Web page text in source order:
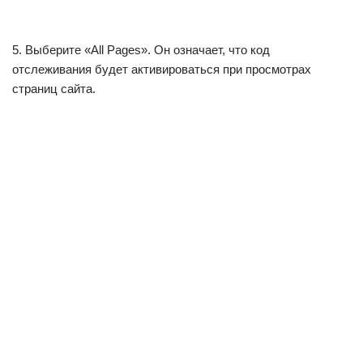
5. Выберите «All Pages». Он означает, что код
отслеживания будет активироваться при просмотрах
страниц сайта.